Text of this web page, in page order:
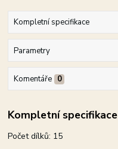
Kompletní specifikace
Parametry
Komentáře 0
Kompletní specifikace
Počet dílků: 15